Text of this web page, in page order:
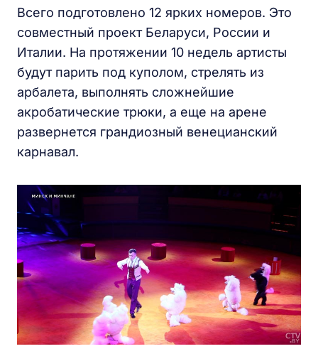
Всего подготовлено 12 ярких номеров. Это
совместный проект Беларуси, России и
Италии. На протяжении 10 недель артисты
будут парить под куполом, стрелять из
арбалета, выполнять сложнейшие
акробатические трюки, а еще на арене
развернется грандиозный венецианский
карнавал.